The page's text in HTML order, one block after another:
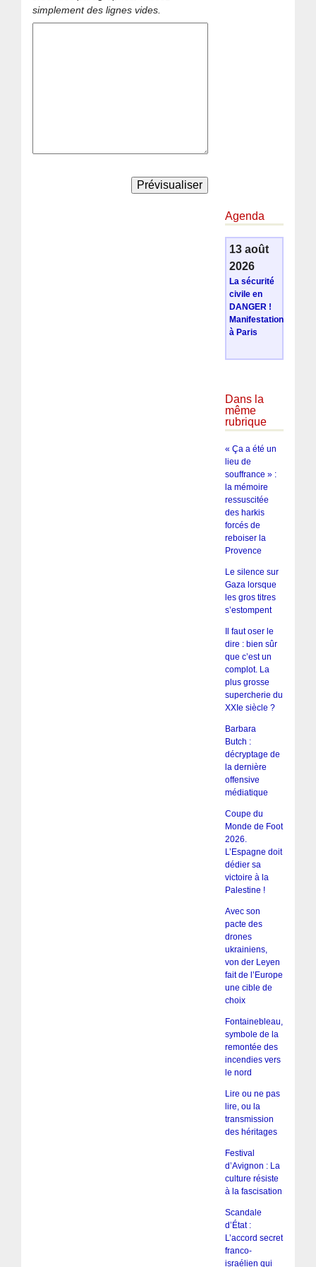
simplement des lignes vides.
Agenda
13 août
2026
La sécurité
civile en
DANGER !
Manifestation
à Paris
Dans la
même
rubrique
« Ça a été un
lieu de
souffrance » :
la mémoire
ressuscitée
des harkis
forcés de
reboiser la
Provence
Le silence sur
Gaza lorsque
les gros titres
s’estompent
Il faut oser le
dire : bien sûr
que c’est un
complot. La
plus grosse
supercherie du
XXIe siècle ?
Barbara
Butch :
décryptage de
la dernière
offensive
médiatique
Coupe du
Monde de Foot
2026.
L’Espagne doit
dédier sa
victoire à la
Palestine !
Avec son
pacte des
drones
ukrainiens,
von der Leyen
fait de l’Europe
une cible de
choix
Fontainebleau,
symbole de la
remontée des
incendies vers
le nord
Lire ou ne pas
lire, ou la
transmission
des héritages
Festival
d’Avignon : La
culture résiste
à la fascisation
Scandale
d’État :
L’accord secret
franco-
israélien qui